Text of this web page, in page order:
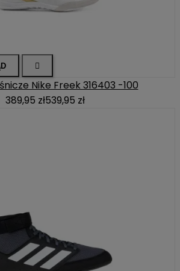

Nike Freek 316403 -100
389,95 zł539,95 zł